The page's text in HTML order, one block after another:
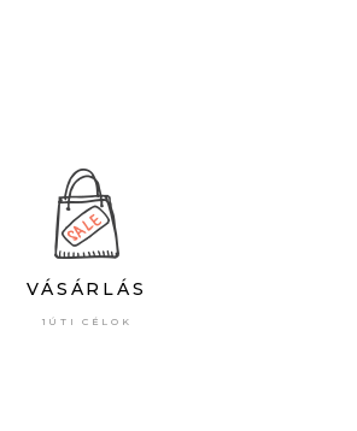
VÁSÁRLÁS
1ÚTI CÉLOK